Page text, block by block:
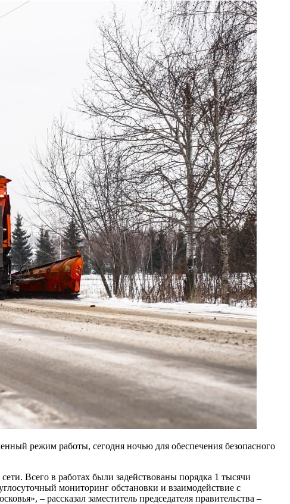
режим работы, сегодня ночью для обеспечения безопасного
Всего в работах были задействованы порядка 1 тысячи
мониторинг обстановки и взаимодействие с
– рассказал заместитель председателя правительства –